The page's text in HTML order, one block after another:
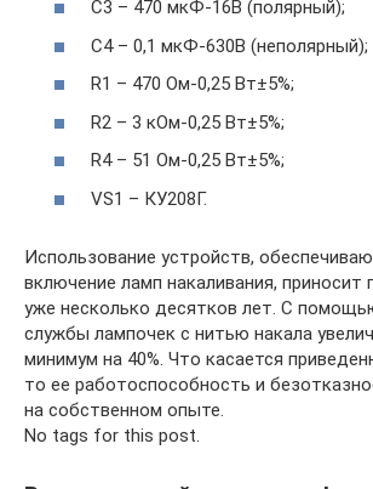
С3 – 470 мкФ-16В (полярный);
С4 – 0,1 мкФ-630В (неполярный);
R1 – 470 Ом-0,25 Вт±5%;
R2 – 3 кОм-0,25 Вт±5%;
R4 – 51 Ом-0,25 Вт±5%;
VS1 – КУ208Г.
Использование устройств,
включение ламп накаливания, приносит
уже несколько десятков лет. С
службы лампочек с нитью накала
минимум на 40%. Что касается
то ее работоспособность и
на собственном опыте.
No tags for this post.